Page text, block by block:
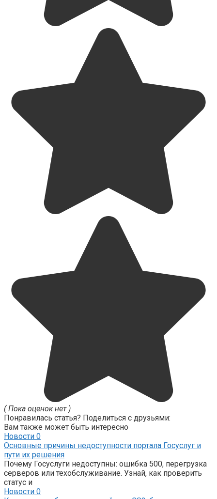
( Пока оценок нет )
Понравилась статья? Поделиться с друзьями:
Вам также может быть интересно
Новости 0
Основные причины недоступности портала Госуслуг и
пути их решения
Почему Госуслуги недоступны: ошибка 500, перегрузка
серверов или техобслуживание. Узнай, как проверить
статус и
Новости 0